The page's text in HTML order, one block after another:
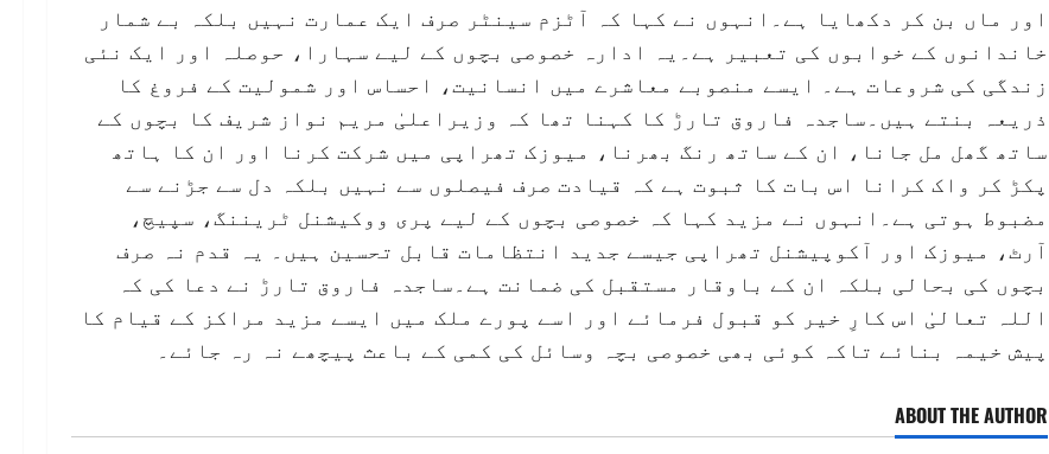
اور ماں بن کر دکھایا ہے۔انہوں نے کہا کہ آٹزم سینٹر صرف ایک عمارت نہیں بلکہ بے شمار
خاندانوں کے خوابوں کی تعبیر ہے۔یہ ادارہ خصوصی بچوں کے لیے سہارا، حوصلہ اور ایک نئی
زندگی کی شروعات ہے۔ ایسے منصوبے معاشرے میں انسانیت، احساس اور شمولیت کے فروغ کا
ذریعہ بنتے ہیں۔ساجدہ فاروق تارڑ کا کہنا تھا کہ وزیراعلیٰ مریم نواز شریف کا بچوں کے
ساتھ گھل مل جانا، ان کے ساتھ رنگ بھرنا، میوزک تھراپی میں شرکت کرنا اور ان کا ہاتھ
پکڑ کر واک کرانا اس بات کا ثبوت ہے کہ قیادت صرف فیصلوں سے نہیں بلکہ دل سے جڑنے سے
مضبوط ہوتی ہے۔انہوں نے مزید کہا کہ خصوصی بچوں کے لیے پری ووکیشنل ٹریننگ، سپیچ،
آرٹ، میوزک اور آکوپیشنل تھراپی جیسے جدید انتظامات قابل تحسین ہیں۔ یہ قدم نہ صرف
بچوں کی بحالی بلکہ ان کے باوقار مستقبل کی ضمانت ہے۔ساجدہ فاروق تارڑ نے دعا کی کہ
اللہ تعالیٰ اس کارِ خیر کو قبول فرمائے اور اسے پورے ملک میں ایسے مزید مراکز کے قیام کا
پیش خیمہ بنائے تاکہ کوئی بھی خصوصی بچہ وسائل کی کمی کے باعث پیچھے نہ رہ جائے۔
ABOUT THE AUTHOR